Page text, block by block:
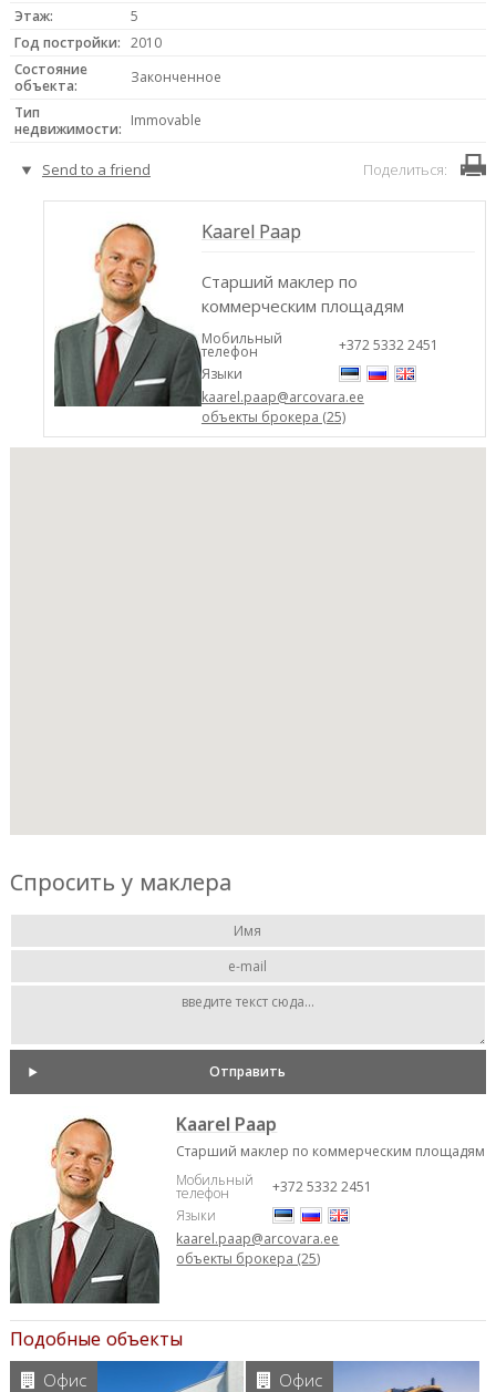
Этаж:
5
Год постройки: 2010
Состояние
объекта:
Законченное
Тип
недвижимости: Immovable
Send to a friend Поделиться:
Kaarel Paap
Старший маклер по
коммерческим площадям
Мобильный
телефон
+372 5332 2451
Языки
kaarel.paap@arcovara.ee
объекты брокера (25)
Спросить у маклера
Kaarel Paap
Старший маклер по коммерческим площадям
Мобильный
телефон
+372 5332 2451
Языки
kaarel.paap@arcovara.ee
объекты брокера (25)
Подобные объекты
Офис Офис